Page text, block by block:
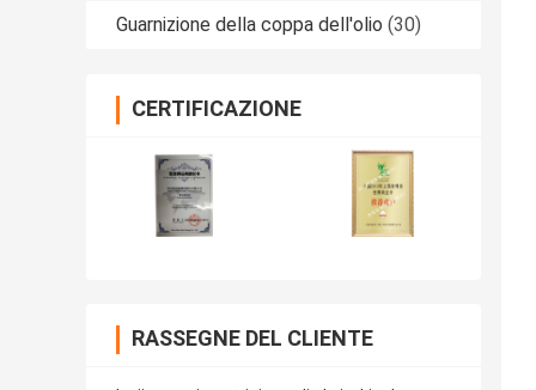
Guarnizione della coppa dell'olio (30)
CERTIFICAZIONE
RASSEGNE DEL CLIENTE